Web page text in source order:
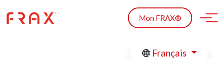
Mon FRAX®
Français